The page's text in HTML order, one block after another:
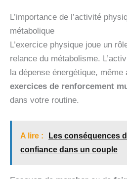
L’importance de l’activité
métabolique
L’exercice physique joue un
relance du métabolisme.
la dépense énergétique, même
exercices de renforcement
dans votre routine.
A lire :
Les conséquences
confiance dans un couple